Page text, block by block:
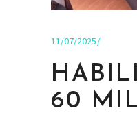
11/07/2025
60